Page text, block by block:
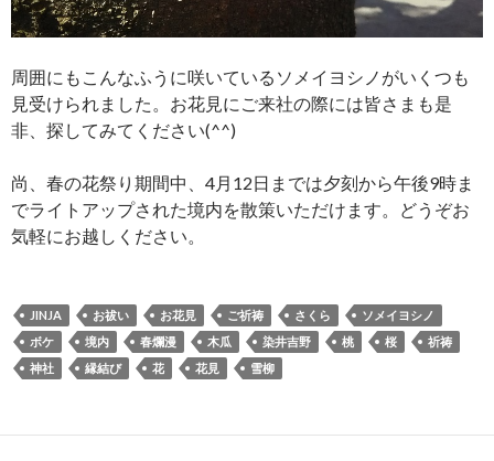
周囲にもこんなふうに咲いているソメイヨシノがいくつも
見受けられました。お花見にご来社の際には皆さまも是
非、探してみてください(^^)
尚、春の花祭り期間中、4月12日までは夕刻から午後9時ま
でライトアップされた境内を散策いただけます。どうぞお
気軽にお越しください。
JINJA お祓い お花見 ご祈祷 さくら
ソメイヨシノ
ボケ
境内 春爛漫 木瓜 染井吉野 桃 桜
祈祷
神社
縁結び 花 花見 雪柳